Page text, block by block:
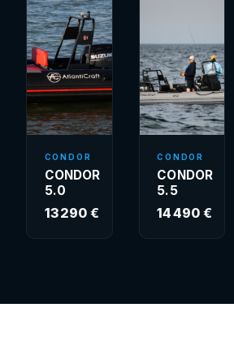
CONDOR
CONDOR
5.0
13 290 €
CONDOR
CONDOR
5.5
14 490 €